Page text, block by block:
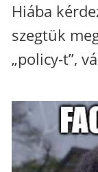
Hiába
szegtük
„policy-t”,